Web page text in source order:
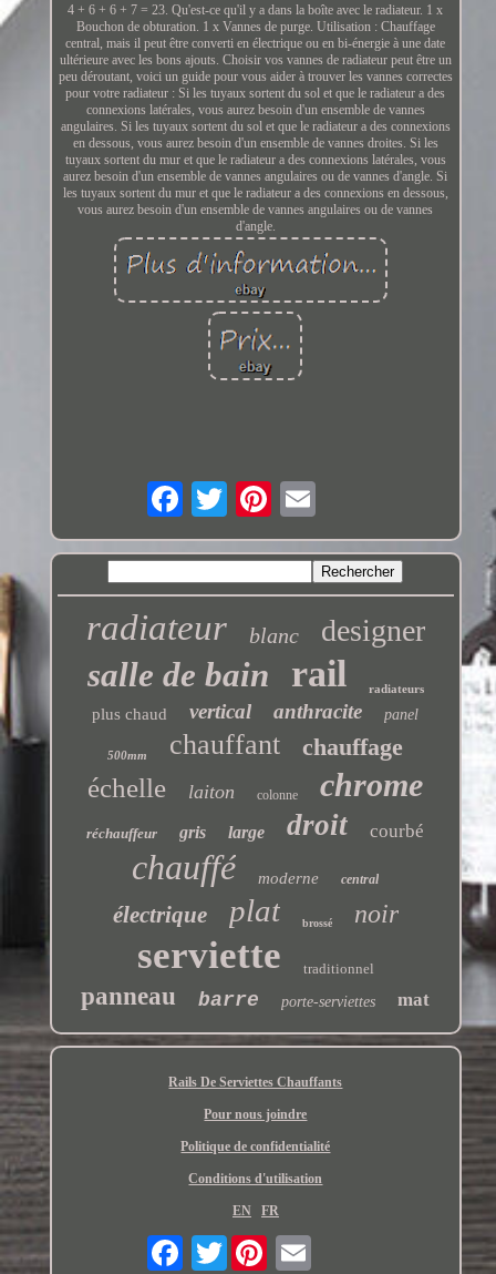
4 + 6 + 6 + 7 = 23. Qu'est-ce qu'il y a dans la boîte avec le radiateur. 1 x
Bouchon de obturation. 1 x Vannes de purge. Utilisation : Chauffage
central, mais il peut être converti en électrique ou en bi-énergie à une date
ultérieure avec les bons ajouts. Choisir vos vannes de radiateur peut être un
peu déroutant, voici un guide pour vous aider à trouver les vannes correctes
pour votre radiateur : Si les tuyaux sortent du sol et que le radiateur a des
connexions latérales, vous aurez besoin d'un ensemble de vannes
angulaires. Si les tuyaux sortent du sol et que le radiateur a des connexions
en dessous, vous aurez besoin d'un ensemble de vannes droites. Si les
tuyaux sortent du mur et que le radiateur a des connexions latérales, vous
aurez besoin d'un ensemble de vannes angulaires ou de vannes d'angle. Si
les tuyaux sortent du mur et que le radiateur a des connexions en dessous,
vous aurez besoin d'un ensemble de vannes angulaires ou de vannes
d'angle.
radiateur blanc designer
salle de bain rail radiateurs
plus chaud vertical anthracite panel
500mm chauffant chauffage
échelle laiton colonne chrome
réchauffeur gris large droit courbé
chauffé moderne central
électrique plat brossé noir
serviette traditionnel
panneau barre porte-serviettes mat
Rails De Serviettes Chauffants
Pour nous joindre
Politique de confidentialité
Conditions d'utilisation
EN FR
Twitter